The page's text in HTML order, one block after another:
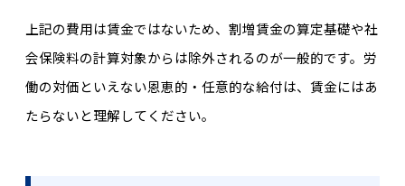
上記の費用は賃金ではないため、 割増賃金の算定基礎や社
会保険料の計算対象からは除外されるのが一般的です。労
働の対価といえない恩恵的・任意的な給付は、賃金にはあ
たらないと理解してください。